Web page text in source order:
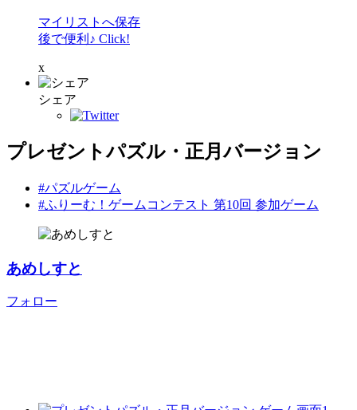
マイリストへ保存
後で便利♪ Click!
x
シェア
プレゼントパズル・正月バージョン
#パズルゲーム
#ふりーむ！ゲームコンテスト 第10回 参加ゲーム
あめしすと
フォロー